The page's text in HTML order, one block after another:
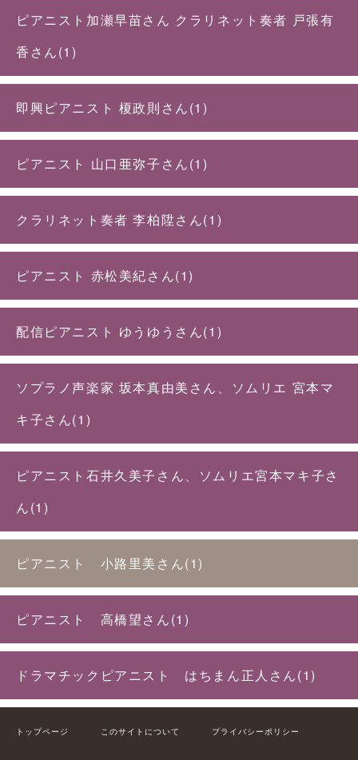
ピアニスト加瀬早苗さん クラリネット奏者 戸張有
香さん(1)
即興ピアニスト 榎政則さん(1)
ピアニスト 山口亜弥子さん(1)
クラリネット奏者 李柏陞さん(1)
ピアニスト 赤松美紀さん(1)
配信ピアニスト ゆうゆうさん(1)
ソプラノ声楽家 坂本真由美さん、ソムリエ 宮本マ
キ子さん(1)
ピアニスト石井久美子さん、ソムリエ宮本マキ子さ
ん(1)
ピアニスト 小路里美さん(1)
ピアニスト 高橋望さん(1)
ドラマチックピアニスト はちまん正人さん(1)
トップページ このサイトについて プライバシーポリシー